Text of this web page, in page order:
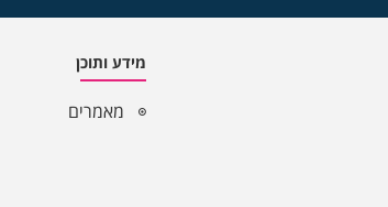
מידע ותוכן
מאמרים